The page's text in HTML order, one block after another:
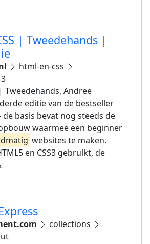
| Tweedehands |
html-en-css
Tweedehands, Andree
editie van de bestseller
de basis bevat nog steeds de
waarmee een beginner
websites te maken.
en CSS3 gebruikt, de
collections